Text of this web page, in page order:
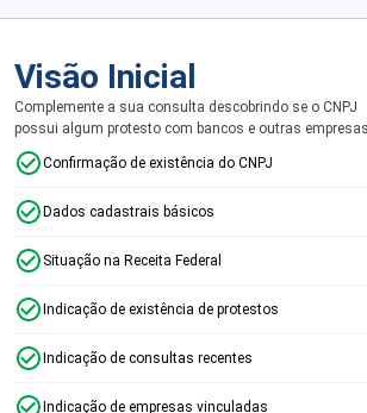
Visão Inicial
Complemente a sua consulta descobrindo se o CNPJ
possui algum protesto com bancos e outras empresas.
Confirmação de existência do CNPJ
Dados cadastrais básicos
Situação na Receita Federal
Indicação de existência de protestos
Indicação de consultas recentes
Indicação de empresas vinculadas